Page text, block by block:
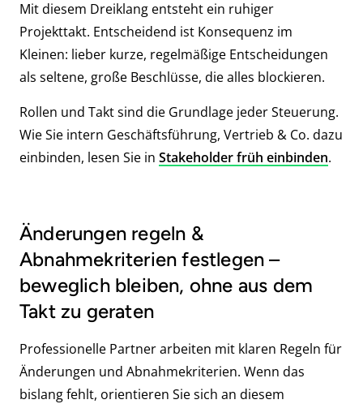
Mit diesem Dreiklang entsteht ein ruhiger
Projekttakt. Entscheidend ist Konsequenz im
Kleinen: lieber kurze, regelmäßige Entscheidungen
als seltene, große Beschlüsse, die alles blockieren.
Rollen und Takt sind die Grundlage jeder Steuerung.
Wie Sie intern Geschäftsführung, Vertrieb & Co. dazu
einbinden, lesen Sie in Stakeholder früh einbinden.
Änderungen regeln &
Abnahmekriterien festlegen –
beweglich bleiben, ohne aus dem
Takt zu geraten
Professionelle Partner arbeiten mit klaren Regeln für
Änderungen und Abnahmekriterien. Wenn das
bislang fehlt, orientieren Sie sich an diesem